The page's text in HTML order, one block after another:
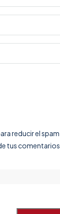
reducir el spam.
tus comentarios.